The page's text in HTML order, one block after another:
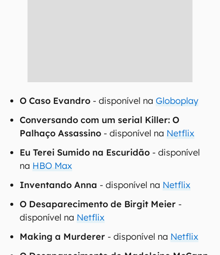
O Caso Evandro - disponível na Globoplay
Conversando com um serial Killer: O
Palhaço Assassino - disponível na Netflix
Eu Terei Sumido na Escuridão - disponível
na HBO Max
Inventando Anna - disponível na Netflix
O Desaparecimento de Birgit Meier -
disponível na Netflix
Making a Murderer - disponível na Netflix